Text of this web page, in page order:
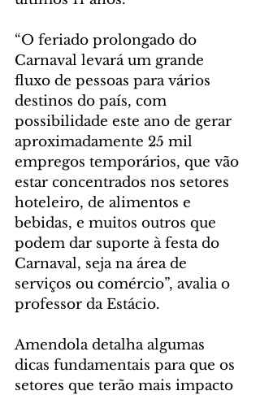
“O feriado prolongado do
Carnaval levará um grande
fluxo de pessoas para vários
destinos do país, com
possibilidade este ano de gerar
aproximadamente 25 mil
empregos temporários, que vão
estar concentrados nos setores
hoteleiro, de alimentos e
bebidas, e muitos outros que
podem dar suporte à festa do
Carnaval, seja na área de
serviços ou comércio”, avalia o
professor da Estácio.
Amendola detalha algumas
dicas fundamentais para que os
setores que terão mais impacto